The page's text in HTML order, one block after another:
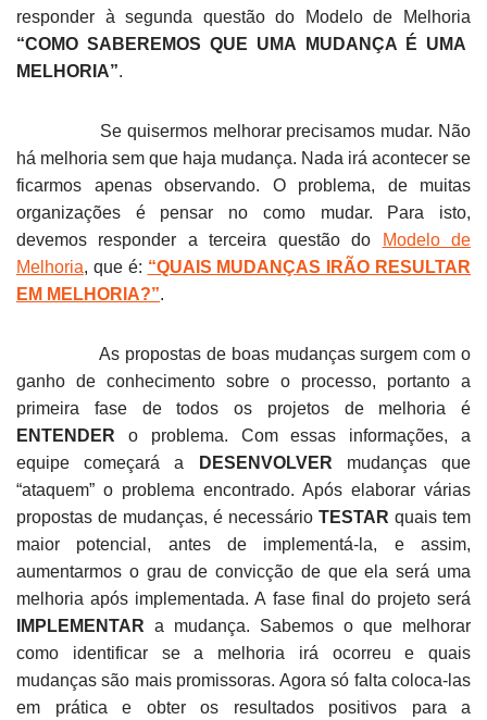
responder à segunda questão do Modelo de Melhoria
“COMO SABEREMOS QUE UMA MUDANÇA É UMA
MELHORIA”.
Se quisermos melhorar precisamos mudar. Não
há melhoria sem que haja mudança. Nada irá acontecer se
ficarmos apenas observando. O problema, de muitas
organizações é pensar no como mudar. Para isto,
devemos responder a terceira questão do
Modelo de
Melhoria, que é: “QUAIS MUDANÇAS IRÃO RESULTAR
EM MELHORIA?”.
As propostas de boas mudanças surgem com o
ganho de conhecimento sobre o processo, portanto a
primeira fase de todos os projetos de melhoria é
ENTENDER o problema. Com essas informações, a
equipe começará a
DESENVOLVER mudanças que
“ataquem” o problema encontrado. Após elaborar várias
propostas de mudanças, é necessário TESTAR quais tem
maior potencial, antes de implementá-la, e assim,
aumentarmos o grau de convicção de que ela será uma
melhoria após implementada. A fase final do projeto será
IMPLEMENTAR a mudança. Sabemos o que melhorar
como identificar se a melhoria irá ocorreu e quais
mudanças são mais promissoras. Agora só falta coloca-las
em prática e obter os resultados positivos para a